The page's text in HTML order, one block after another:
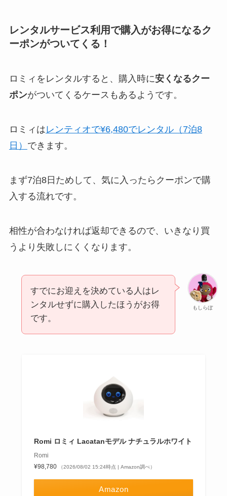
レンタルサービス利用で購入がお得になるク
ーポンがついてくる！
ロミィをレンタルすると、購入時に安くなるクー
ポンがついてくるケースもあるようです。
ロミィはレンティオで¥6,480でレンタル（7泊8
日） できます。
まず7泊8日ためして、気に入ったらクーポンで購
入する流れです。
相性が合わなければ返却できるので、いきなり買
うより失敗しにくくなります。
もしらぼ
すでにお迎えを決めている人はレ
ンタルせずに購入したほうがお得
です。
Romi ロミィ Lacatanモデル ナチュラルホワイト
Romi
¥98,780
（2026/08/02 15:24時点 | Amazon調べ）
Amazon